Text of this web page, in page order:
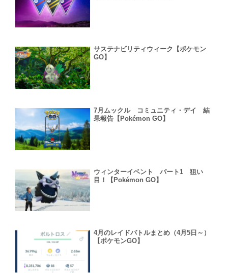
サステナビリティウィーク【ポケモン
GO】
7月ムックル コミュニティ・デイ 結
果報告【Pokémon GO】
ウィンターイベント パート1 狙い
目！【Pokémon GO】
4月のレイドバトルまとめ（4月5日～）
【ポケモンGO】